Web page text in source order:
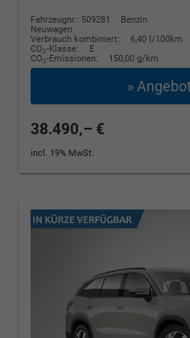
Fahrzeugnr.: 509281
Benzin
Neuwagen
Verbrauch kombiniert:
6,40 l/100km
CO2-Klasse:
E
CO2-Emissionen: 150,00 g/km
»
38.490,– €
incl. 19% MwSt.